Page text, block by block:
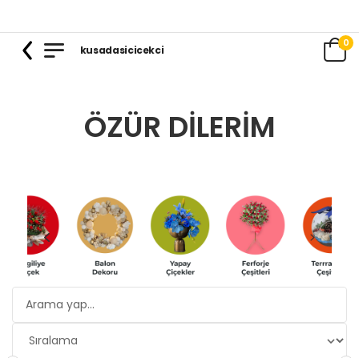
kusadasicicekci
0
ÖZÜR DILERIM